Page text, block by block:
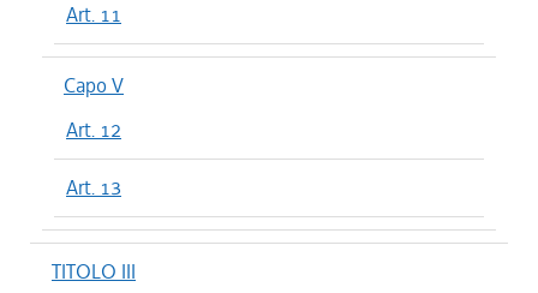
Art. 11
Capo V
Art. 12
Art. 13
TITOLO III